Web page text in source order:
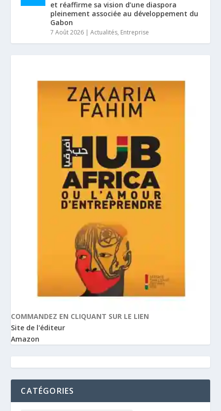
et réaffirme sa vision d’une diaspora
pleinement associée au développement du
Gabon
7 Août 2026 |Actualités, Entreprise
COMMANDEZ EN CLIQUANT SUR LE LIEN
Site de l'éditeur
Amazon
CATÉGORIES